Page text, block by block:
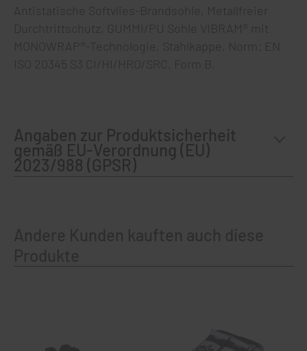
Antistatische Softvlies-Brandsohle, Metallfreier
Durchtrittschutz, GUMMI/PU Sohle VIBRAM® mit
MONOWRAP®-Technologie, Stahlkappe, Norm: EN
ISO 20345 S3 CI/HI/HRO/SRC, Form B.
Angaben zur Produktsicherheit
gemäß EU-Verordnung (EU)
2023/988 (GPSR)